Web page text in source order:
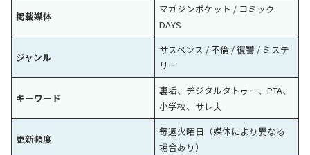
掲載媒体
マガジンポケット / コミック
DAYS
ジャンル
サスペンス / 不倫 / 復讐 / ミステ
リー
キーワード
裏垢、デジタルタトゥー、PTA、
小学校、サレ夫
更新頻度
毎週火曜日（媒体により異なる
場合あり）